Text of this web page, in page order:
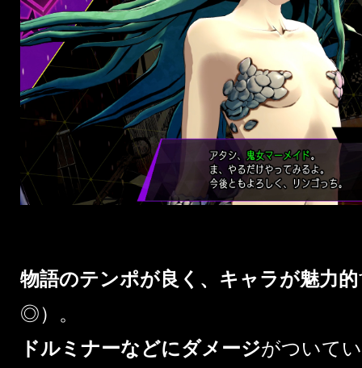
物語のテンポが良く、キャラが魅力的
◎）。
ドルミナーなどにダメージがついて